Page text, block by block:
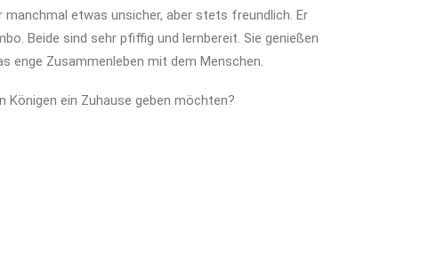
etwas unsicher, aber stets freundlich. Er
Beide sind sehr pfiffig und lernbereit. Sie genießen
enge Zusammenleben mit dem Menschen.
Königen ein Zuhause geben möchten?